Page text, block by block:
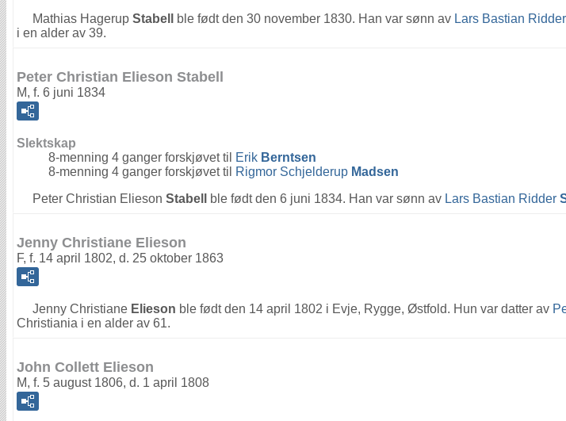
Mathias Hagerup Stabell ble født den 30 november 1830. Han var sønn av Lars Bastian Ridder
i en alder av 39.
Peter Christian Elieson Stabell
M, f. 6 juni 1834
Slektskap
8-menning 4 ganger forskjøvet til
Erik Berntsen
8-menning 4 ganger forskjøvet til
Rigmor Schjelderup Madsen
Peter Christian Elieson Stabell ble født den 6 juni 1834. Han var sønn av Lars Bastian Ridder
Jenny Christiane Elieson
F, f. 14 april 1802, d. 25 oktober 1863
Jenny Christiane Elieson ble født den 14 april 1802 i Evje, Rygge, Østfold. Hun var datter av
Christiania i en alder av 61.
John Collett Elieson
M, f. 5 august 1806, d. 1 april 1808